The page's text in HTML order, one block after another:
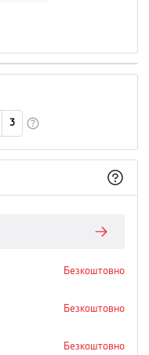
3
Безкоштовно
Безкоштовно
Безкоштовно